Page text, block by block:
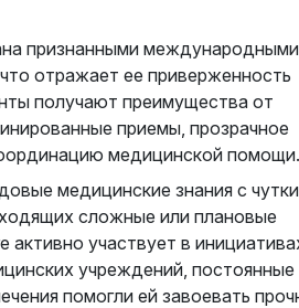
признанными
отражает ее приверженность
получают преимущества от
приемы, прозрачное
медицинской помощи.
медицинские знания с
сложные или плановые
участвует в
учреждений, постоянные
помогли ей завоевать